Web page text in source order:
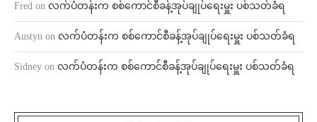
Fred on လက်ပံတန်းက စစ်ကောင်စီခန့်အုပ်ချုပ်ရေးမှူး ပစ်သတ်ခံရ
Austyn on လက်ပံတန်းက စစ်ကောင်စီခန့်အုပ်ချုပ်ရေးမှူး ပစ်သတ်ခံရ
Sidney on လက်ပံတန်းက စစ်ကောင်စီခန့်အုပ်ချုပ်ရေးမှူး ပစ်သတ်ခံရ